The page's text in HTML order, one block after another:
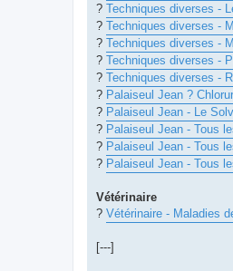
? Techniques diverses -
? Techniques diverses -
? Techniques diverses -
? Techniques diverses -
? Techniques diverses -
? Palaiseul Jean ?
? Palaiseul Jean - Le
? Palaiseul Jean - Tous
? Palaiseul Jean - Tous
? Palaiseul Jean - Tous
Vétérinaire
? Vétérinaire - Maladies
[---]